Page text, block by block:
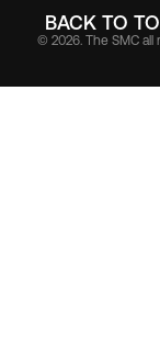
© 2026. The SMC all
BACK TO